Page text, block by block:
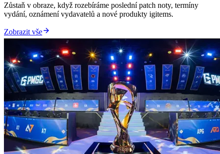
Zůstaň v obraze, když rozebíráme poslední patch noty, termíny
vydání, oznámení vydavatelů a nové produkty igitems.
Zobrazit vše